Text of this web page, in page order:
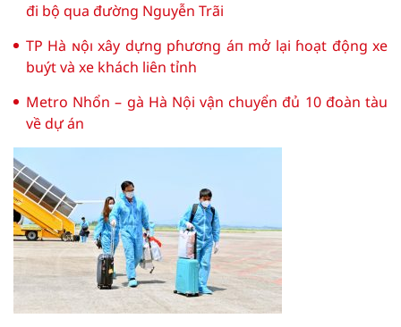
đi bộ qua đường Nguyễn Trãi
TP Hà ɴộı xây dựng pɦương áп mở lại ɦoạt động xe
buýt và xe khách liên tỉnh
Metro Nhổn – gà Hà Nội vận chuyển đủ 10 đoàn tàu
về dự án